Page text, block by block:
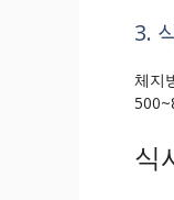
3.
체지
식